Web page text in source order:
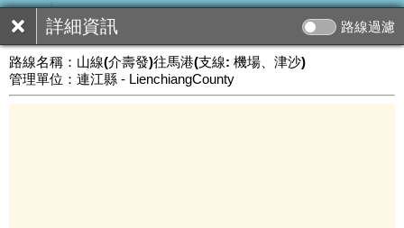
詳細資訊 路線過濾
路線名稱： 山線(介壽發)往馬港(支線: 機場、津沙)
管理單位：連江縣 - LienchiangCounty